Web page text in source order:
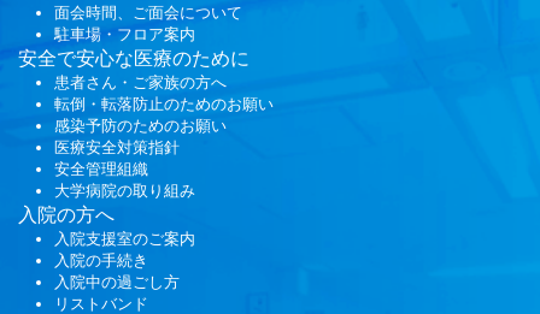
面会時間、ご面会について
駐車場・フロア案内
安全で安心な医療のために
患者さん・ご家族の方へ
転倒・転落防止のためのお願い
感染予防のためのお願い
医療安全対策指針
安全管理組織
大学病院の取り組み
入院の方へ
入院支援室のご案内
入院の手続き
入院中の過ごし方
リストバンド